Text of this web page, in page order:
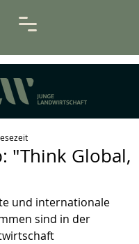
"Think Global,
und internationale
sind in der